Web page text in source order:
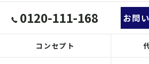
0120-111-168 お問
コンセプト